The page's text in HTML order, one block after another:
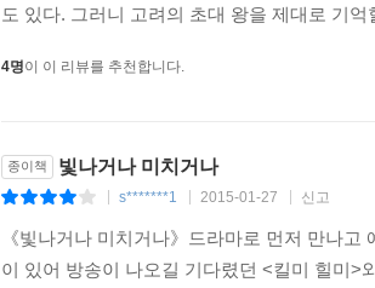
도 있다. 그러니 고려의 초대 왕을 제대로 기
4명이 이 리뷰를 추천합니다.
종이책 빛나거나 미치거나
s*******1 2015-01-27 신고
《빛나거나 미치거나》드라마로 먼저 만나
이 있어 방송이 나오길 기다렸던 <킬미 힐미>